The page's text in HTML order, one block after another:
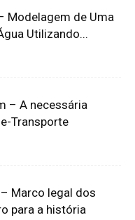
Modelagem de Uma
Utilizando...
– A necessária
Transporte
Marco legal dos
para a história